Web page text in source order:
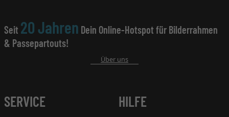
Seit 20 Jahren Dein Online-Hotspot für Bilderrahmen
& Passepartouts!
Über uns
SERVICE HILFE